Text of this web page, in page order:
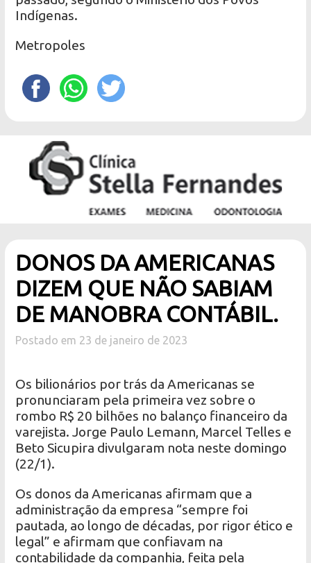
Indígenas.
Metropoles
DONOS DA AMERICANAS
DIZEM QUE NÃO SABIAM
DE MANOBRA CONTÁBIL.
Postado em 23 de janeiro de 2023
Os bilionários por trás da Americanas se
pronunciaram pela primeira vez sobre o
rombo R$ 20 bilhões no balanço financeiro da
varejista. Jorge Paulo Lemann, Marcel Telles e
Beto Sicupira divulgaram nota neste domingo
(22/1).
Os donos da Americanas afirmam que a
administração da empresa “sempre foi
pautada, ao longo de décadas, por rigor ético e
legal” e afirmam que confiavam na
contabilidade da companhia, feita pela